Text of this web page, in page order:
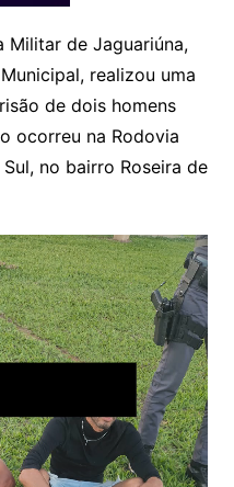
Militar de Jaguariúna,
realizou uma
de dois homens
ocorreu na Rodovia
no bairro Roseira de